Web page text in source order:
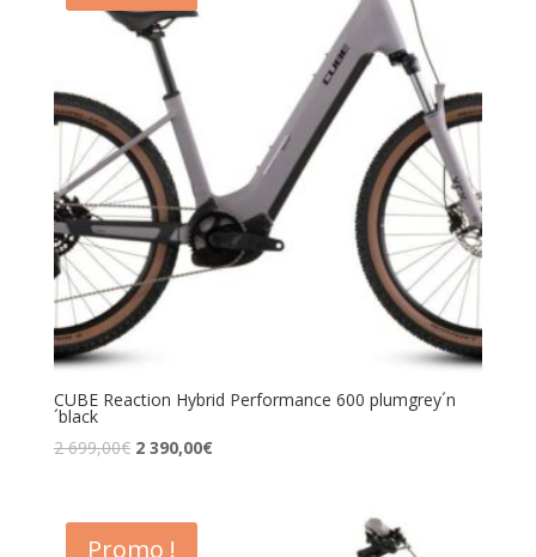
CUBE Reaction Hybrid Performance 600 plumgrey´n
´black
2 699,00€ 2 390,00€
Promo !